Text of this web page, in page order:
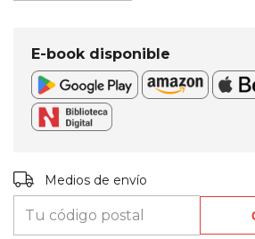
E-book disponible
Entregas para el CP:
Medios de envío